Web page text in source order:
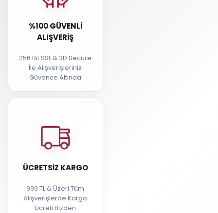
%100 GÜVENLI
ALIŞVERIŞ
256 Bit SSL & 3D Secure
İle Alışverişleriniz
Güvence Altında
ÜCRETSIZ KARGO
999 TL & Üzeri Tüm
Alışverişlerde Kargo
Ücreti Bizden